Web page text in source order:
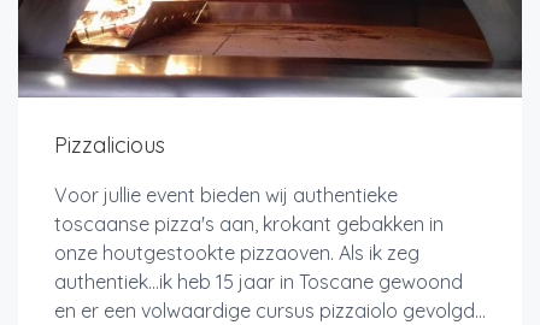
Pizzalicious
Voor jullie event bieden wij authentieke
toscaanse pizza's aan, krokant gebakken in
onze houtgestookte pizzaoven. Als ik zeg
authentiek…ik heb 15 jaar in Toscane gewoond
en er een volwaardige cursus pizzaiolo gevolgd…